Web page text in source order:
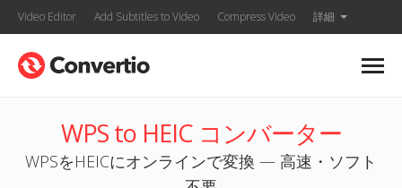
Video Editor Add Subtitles to Video Compress Video 詳細
WPS to HEIC コンバーター
WPSをHEICにオンラインで変換 — 高速・ソフト